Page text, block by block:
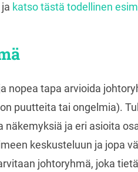
katso tästä todellinen
nopea tapa arvioida
puutteita tai ongelmia).
näkemyksiä ja eri asioita
keskusteluun ja jopa
johtoryhmä, joka